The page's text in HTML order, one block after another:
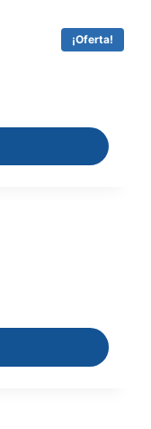
¡Oferta!